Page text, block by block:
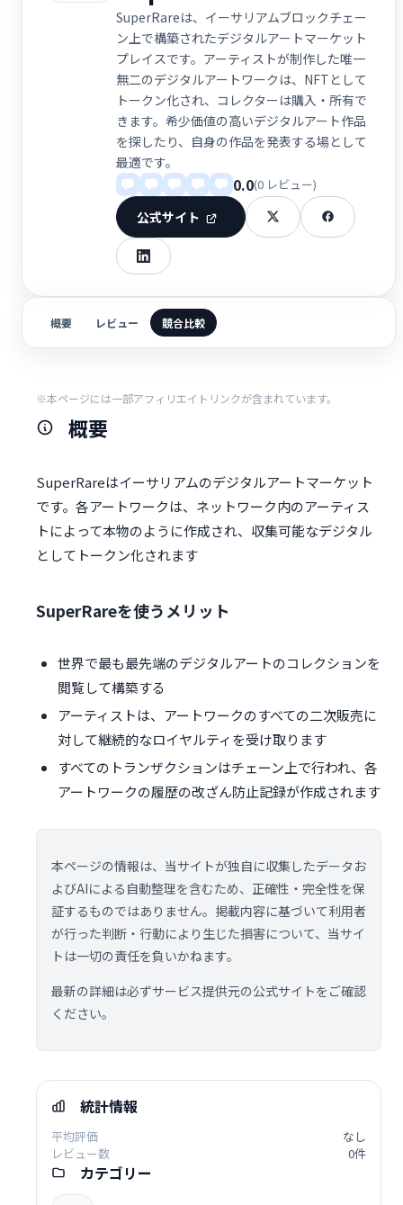
SuperRareは、イーサリアムブロックチェー
ン上で構築されたデジタルアートマーケット
プレイスです。アーティストが制作した唯一
無二のデジタルアートワークは、NFTとして
トークン化され、コレクターは購入・所有で
きます。希少価値の高いデジタルアート作品
を探したり、自身の作品を発表する場として
最適です。
0.0(0 レビュー)
公式サイト
概要 レビュー 競合比較
※本ページには一部アフィリエイトリンクが含まれています。
概要
SuperRareはイーサリアムのデジタルアートマーケット
です。各アートワークは、ネットワーク内のアーティス
トによって本物のように作成され、収集可能なデジタル
としてトークン化されます
SuperRareを使うメリット
世界で最も最先端のデジタルアートのコレクションを
閲覧して構築する
アーティストは、アートワークのすべての二次販売に
対して継続的なロイヤルティを受け取ります
すべてのトランザクションはチェーン上で行われ、各
アートワークの履歴の改ざん防止記録が作成されます
本ページの情報は、当サイトが独自に収集したデータお
よびAIによる自動整理を含むため、正確性・完全性を保
証するものではありません。掲載内容に基づいて利用者
が行った判断・行動により生じた損害について、当サイ
トは一切の責任を負いかねます。
最新の詳細は必ずサービス提供元の公式サイトをご確認
ください。
統計情報
平均評価
なし
レビュー数
0件
カテゴリー